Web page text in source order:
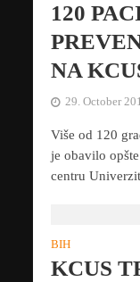
120
NA
29. October
Više od 120
je obavilo
centru
BIH
KCUS